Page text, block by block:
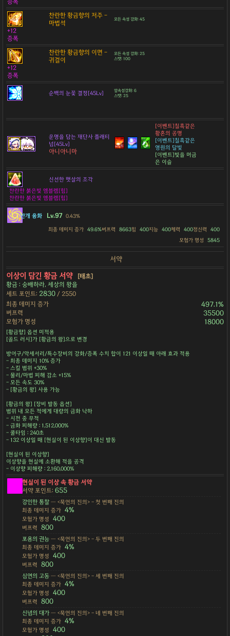
찬란한 황금향의 저주 -
마법석
모든 속성 강화: 45
+12
증폭
찬란한 황금향의 이면 -
귀걸이
모든 속성 강화: 25
스탯: 100
+12
증폭
순백의 눈꽃 결정[45Lv]
암속성강화: 6
스탯: 25
운명을 담는 재단사 플래티
넘[45Lv]
아니아니마
[이벤트]칠흑같은
황혼의 공명
[이벤트]칠흑같은
영원의 달빛
[이벤트]빛을 머금
은 이슬
신선한 햇살의 조각
찬란한 붉은빛 엠블렘[힘]
찬란한 붉은빛 엠블렘[힘]
안개 융화 Lv.97 0.43%
최종 데미지 증가 49.6%버프력 8663힘 400지능 400체력 400정신력
400
모험가 명성
5845
서약
이상이 담긴 황금 서약
[태초]
황금 : 숭배하라, 세상의 왕을
세트 포인트: 2830 / 2550
최종 데미지 증가
497.1%
버프력 35500
모험가 명성 18000
[황금향] 옵션 미적용
[골드 러시]가 [황금의 왕]으로 변경
방어구/악세서리/특수장비의 강화/증폭 수치 합이 121 이상일 때 아래 효과 적용
- 최종 데미지 10% 증가
- 스킬 범위 +30%
- 물리/마법 피해 감소 +15%
- 모든 속도 30%
- [황금의 왕] 사용 가능
[황금의 왕] [장비 발동 옵션]
범위 내 모든 적에게 대량의 금화 낙하
- 시전 중 무적
- 금화 피해량 : 1,512,000%
- 쿨타임 : 240초
- 132 이상일 때 [현실이 된 이상향]이 대신 발동
[현실이 된 이상향]
이상향을 현실에 소환해 적을 공격
- 이상향 피해량 : 2,160,000%
현실이 된 이상 속 황금 서약
서약 포인트:655
강인한 통찰— <묵언의 진의> - 첫 번째 진의
최종 데미지 증가 4%
모험가 명성 400
버프력 800
포용의 권능— <묵언의 진의> - 두 번째 진의
최종 데미지 증가 4%
모험가 명성 400
버프력 800
심연의 고동— <묵언의 진의> - 세 번째 진의
최종 데미지 증가 4%
모험가 명성 400
버프력 800
신념의 대가— <묵언의 진의> - 네 번째 진의
최종 데미지 증가 4%
모험가 명성 400